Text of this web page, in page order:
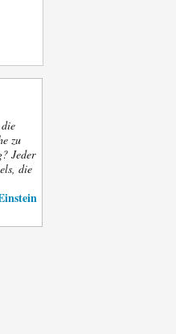
zu
Jeder
die